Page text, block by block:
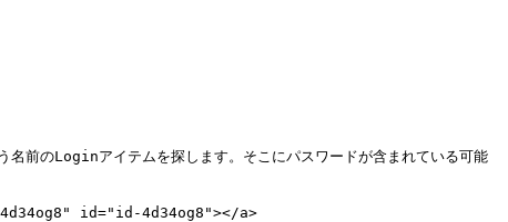
前のLoginアイテムを探します。そこにパスワードが含まれている可能
id="id-4d34og8"></a>